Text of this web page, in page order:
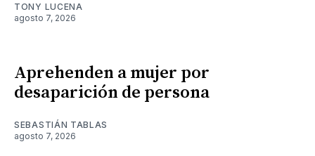
TONY LUCENA
agosto 7, 2026
Aprehenden a mujer por
desaparición de persona
SEBASTIÁN TABLAS
agosto 7, 2026